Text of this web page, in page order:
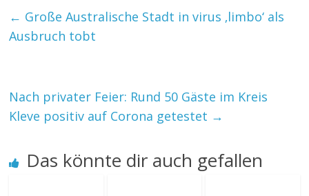
← Große Australische Stadt in virus ‚limbo‘ als
Ausbruch tobt
Nach privater Feier: Rund 50 Gäste im Kreis
Kleve positiv auf Corona getestet →
Das könnte dir auch gefallen